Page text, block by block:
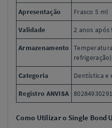
Apresentação Frasco 5 ml
Validade 2 anos após
Armazenamento
refrigeração)
Categoria Dentística e
Registro ANVISA 80284930291
Como Utilizar o Single Bond